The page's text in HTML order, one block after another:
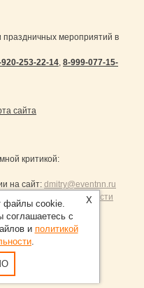
мероприятий в
920-253-22-14, 8-999-077-15-
сайта
критикой:
на сайт: dmitry@eventnn.ru
конфиденциальности
Петербург
X
файлы cookie.
соглашаетесь с
и политикой
.